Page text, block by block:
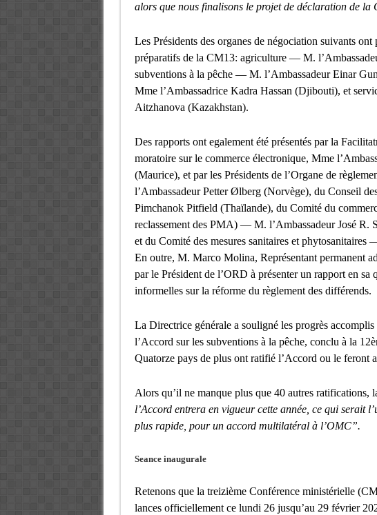
alors que nous finalisons le projet de déclaration de la
Les Présidents des organes de négociation suivants
préparatifs de la CM13: agriculture — M.
subventions à la pêche — M. l’Ambassadeur Einar
Mme l’Ambassadrice Kadra Hassan (Djibouti), et
Aitzhanova (Kazakhstan).
Des rapports ont egalement été présentés par la
moratoire sur le commerce électronique, Mme
(Maurice), et par les Présidents de l’Organe de
l’Ambassadeur Petter Ølberg (Norvège), du Conseil
Pimchanok Pitfield (Thaïlande), du Comité du
reclassement des PMA) — M. l’Ambassadeur José R.
et du Comité des mesures sanitaires et
En outre, M. Marco Molina, Représentant permanent
par le Président de l’ORD à présenter un rapport en sa
informelles sur la réforme du règlement des différends.
La Directrice générale a souligné les progrès
l’Accord sur les subventions à la pêche, conclu à la
Quatorze pays de plus ont ratifié l’Accord ou le feront
Alors qu’il ne manque plus que 40 autres ratifications,
l’Accord entrera en vigueur cette année, ce qui serait
plus rapide, pour un accord multilatéral à l’OMC”.
Seance inaugurale
Retenons que la treizième Conférence ministérielle
lances officiellement ce lundi 26 jusqu’au 29 février